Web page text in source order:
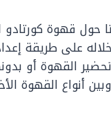
حول قهوة كورتادو
على طريقة
القهوة أو
أنواع القهوة